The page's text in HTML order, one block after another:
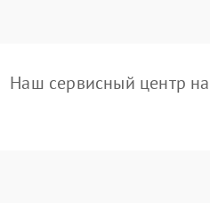
Наш сервисный центр